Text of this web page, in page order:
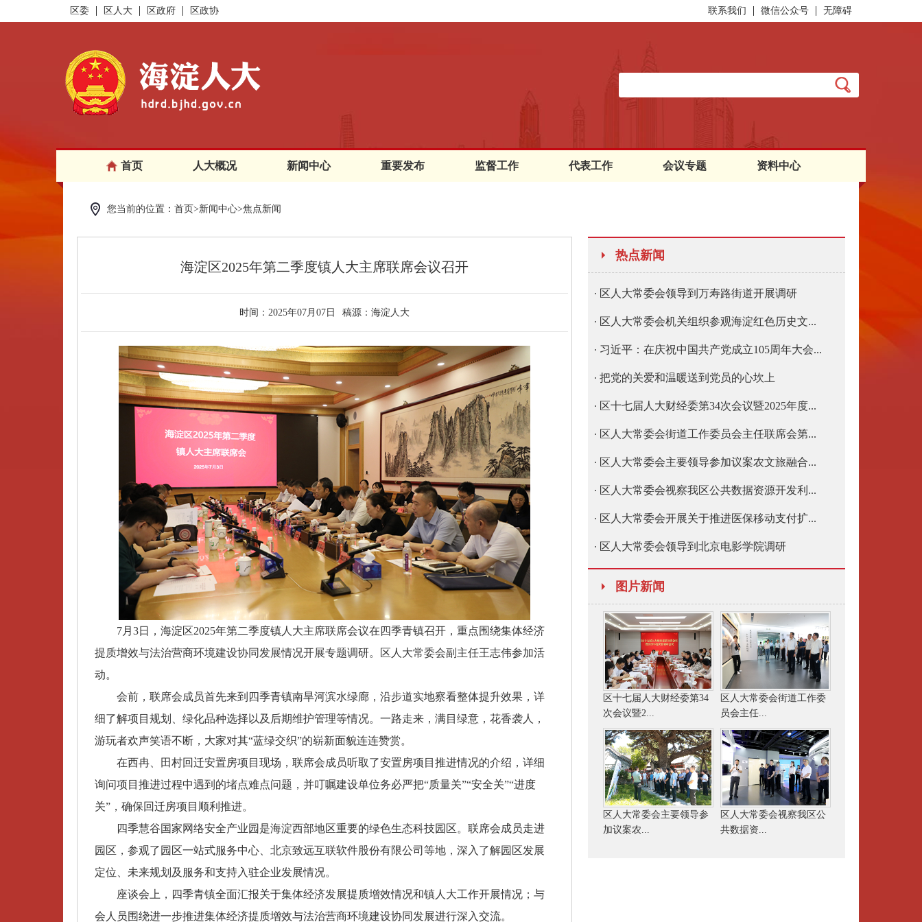
区委 区人大 区政府 区政协 联系我们 微信公众号 无障碍
首页 人大概况 新闻中心 重要发布 监督工作 代表工作 会议专题 资料中心
您当前的位置：首页>新闻中心>焦点新闻
海淀区2025年第二季度镇人大主席联席会议召开
时间： 2025年07月07日 稿源： 海淀人大
7月3日，海淀区2025年第二季度镇人大主席联席会议在四季青镇召开，重点围绕集体经济
提质增效与法治营商环境建设协同发展情况开展专题调研。区人大常委会副主任王志伟参加活
动。
会前，联席会成员首先来到四季青镇南旱河滨水绿廊，沿步道实地察看整体提升效果，详
细了解项目规划、绿化品种选择以及后期维护管理等情况。一路走来，满目绿意，花香袭人，
游玩者欢声笑语不断，大家对其“蓝绿交织”的崭新面貌连连赞赏。
在西冉、田村回迁安置房项目现场，联席会成员听取了安置房项目推进情况的介绍，详细
询问项目推进过程中遇到的堵点难点问题，并叮嘱建设单位务必严把“质量关”“安全关”“进度
关”，确保回迁房项目顺利推进。
四季慧谷国家网络安全产业园是海淀西部地区重要的绿色生态科技园区。联席会成员走进
园区，参观了园区一站式服务中心、北京致远互联软件股份有限公司等地，深入了解园区发展
定位、未来规划及服务和支持入驻企业发展情况。
座谈会上，四季青镇全面汇报关于集体经济发展提质增效情况和镇人大工作开展情况；与
会人员围绕进一步推进集体经济提质增效与法治营商环境建设协同发展进行深入交流。
热点新闻
区人大常委会领导到万寿路街道开展调研
区人大常委会机关组织参观海淀红色历史文...
习近平：在庆祝中国共产党成立105周年大会...
把党的关爱和温暖送到党员的心坎上
区十七届人大财经委第34次会议暨2025年度...
区人大常委会街道工作委员会主任联席会第...
区人大常委会主要领导参加议案农文旅融合...
区人大常委会视察我区公共数据资源开发利...
区人大常委会开展关于推进医保移动支付扩...
区人大常委会领导到北京电影学院调研
图片新闻
区十七届人大财经委第34
次会议暨2...
区人大常委会街道工作委
员会主任...
区人大常委会主要领导参
加议案农...
区人大常委会视察我区公
共数据资...